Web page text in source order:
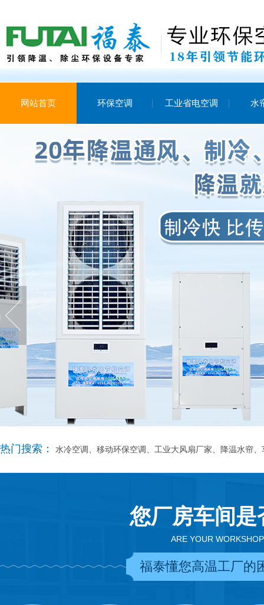
网站首页 环保空调 工业省电空调 水
热门搜索： 水冷空调、移动环保空调、工业大风扇厂家、降温水帘
您厂房车间
ARE YOUR
福泰懂您高温工厂的